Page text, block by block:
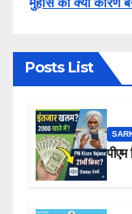
Posts List